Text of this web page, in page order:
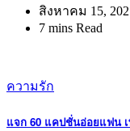
สิงหาคม 15,
7 mins Read
ความรัก
แจก 60 แคปชั่นอ่อยแฟน